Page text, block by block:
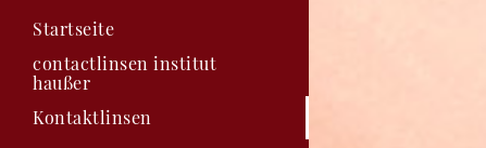
Startseite
contactlinsen institut
haußer
Kontaktlinsen